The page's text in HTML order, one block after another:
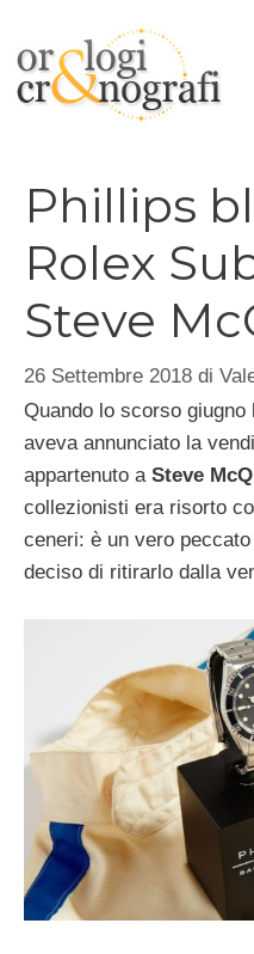
contenuto
Phillips
Rolex
Steve
26 Settembre 2018 di
Quando lo scorso giugno
aveva annunciato la
appartenuto a Steve
collezionisti era risorto
ceneri: è un vero
deciso di ritirarlo dalla